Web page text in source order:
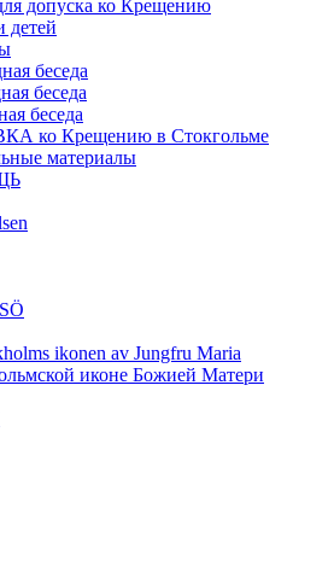
допуска ко Крещению
беседа
беседа
беседа
ко Крещению в Стокгольме
материалы
ikonen av Jungfru Maria
иконе Божией Матери